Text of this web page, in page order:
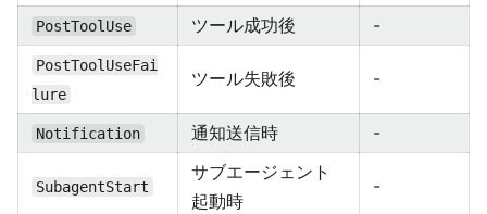
PostToolUse ツール成功後 -
PostToolUseFai
lure
ツール失敗後 -
Notification 通知送信時 -
SubagentStart
サブエージェント
起動時
-